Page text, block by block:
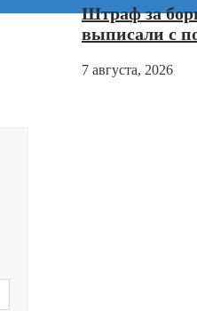
Штраф за
выписали с
7 августа, 2026